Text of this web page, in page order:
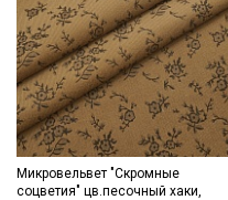
Микровельвет "Скромные
соцветия" цв.песочный хаки,